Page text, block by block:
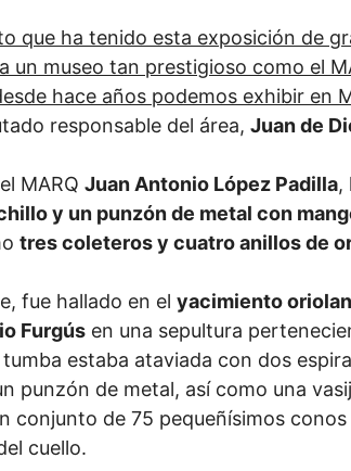
que ha tenido esta exposición de
un museo tan prestigioso como el
hace años podemos exhibir en
responsable del área, Juan de
MARQ Juan Antonio López Padilla,
y un punzón de metal con
tres coleteros y cuatro anillos de
fue hallado en el yacimiento
Furgús en una sepultura
estaba ataviada con dos
punzón de metal, así como una
conjunto de 75 pequeñísimos
cuello.